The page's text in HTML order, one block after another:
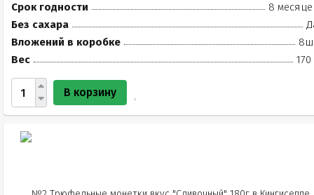
Срок годности
8
Без сахара
Вложений в коробке
Вес
170
В корзину